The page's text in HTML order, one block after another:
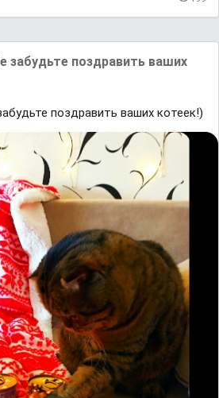
поздравить ваших
поздравить ваших котеек!)